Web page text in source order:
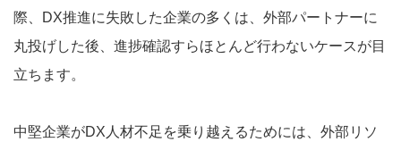
際、DX推進に失敗した企業の多くは、外部パートナーに
丸投げした後、進捗確認すらほとんど行わないケースが目
立ちます。
中堅企業がDX人材不足を乗り越えるためには、外部リソ